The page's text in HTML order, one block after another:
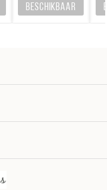
beschikbaar